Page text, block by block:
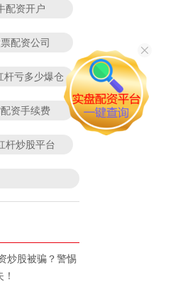
配资开户
配资公司
杆亏多少爆仓
资手续费
杆炒股平台
炒股被骗？警惕